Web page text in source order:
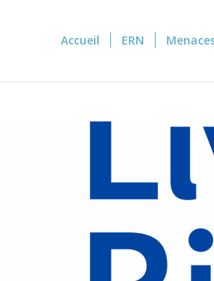
Accueil ERN